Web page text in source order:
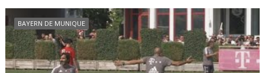
BAYERN DE MUNIQUE